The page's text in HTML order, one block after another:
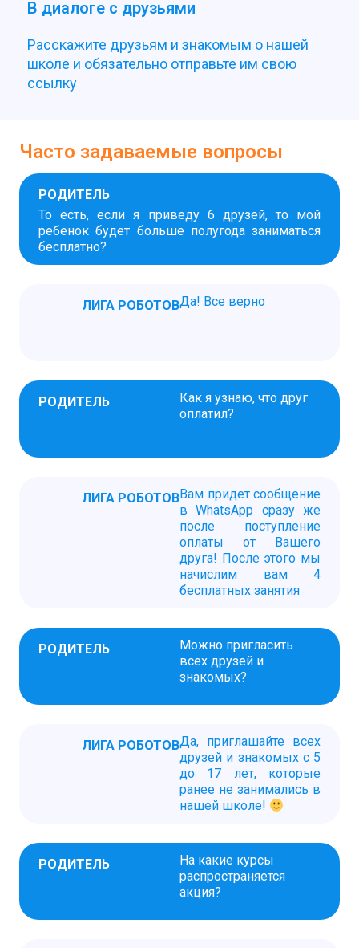
В диалоге с друзьями
Расскажите друзьям и знакомым о нашей
школе и обязательно отправьте им свою
ссылку
Часто задаваемые вопросы
РОДИТЕЛЬ
То есть, если я приведу 6 друзей, то мой
ребенок будет больше полугода заниматься
бесплатно?
Да! Все верно
ЛИГА РОБОТОВ
РОДИТЕЛЬ
Как я узнаю, что друг
оплатил?
Вам придет сообщение
в WhatsApp сразу же
после поступление
оплаты от Вашего
друга! После этого мы
начислим вам 4
бесплатных занятия
ЛИГА РОБОТОВ
РОДИТЕЛЬ
Можно пригласить
всех друзей и
знакомых?
Да, приглашайте всех
друзей и знакомых с 5
до 17 лет, которые
ранее не занимались в
нашей школе!
ЛИГА РОБОТОВ
РОДИТЕЛЬ
На какие курсы
распространяется
акция?